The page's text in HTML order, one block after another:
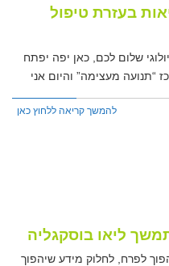
בעזרת טיפול
שלום לכם, כאן יפה יפתח
“תנועה מעצימה” והיום אני
להמשך קריאה ללחוץ כאן
ליאו בוסקגליה
לפרח, לחלוק מידע שיהפוך